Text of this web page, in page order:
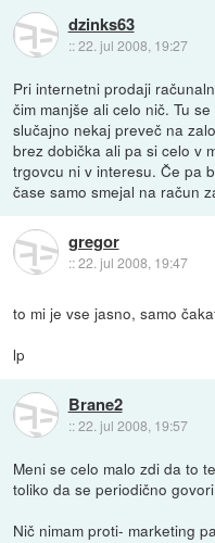
dzinks63
::22. jul 2008, 19:27
Pri internetni prodaji
čim manjše ali celo nič. Tu
slučajno nekaj preveč na
brez dobička ali pa si celo v
trgovcu ni v interesu. Če pa
čase samo smejal na račun
gregor
::22. jul 2008, 19:47
to mi je vse jasno, samo
lp
Brane2
::22. jul 2008, 19:57
Meni se celo malo zdi da to
toliko da se periodično
Nič nimam proti- marketing